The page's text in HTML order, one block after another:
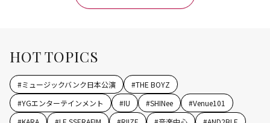
HOT TOPICS
#ミュージックバンク日本公演 #THE BOYZ
#YGエンターテインメント #IU #SHINee #Venue101